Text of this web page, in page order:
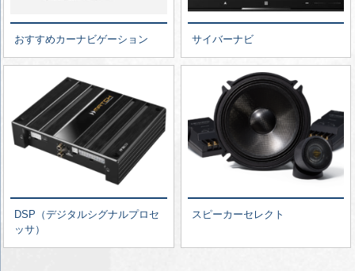
おすすめカーナビゲーション サイバーナビ
DSP（デジタルシグナルプロセ
ッサ）
スピーカーセレクト